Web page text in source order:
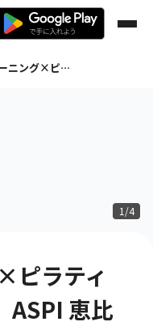
【トレーニング×ピラティス×ストレッチ】ASPI 恵比寿西口
1/4
ピラティ
恵比